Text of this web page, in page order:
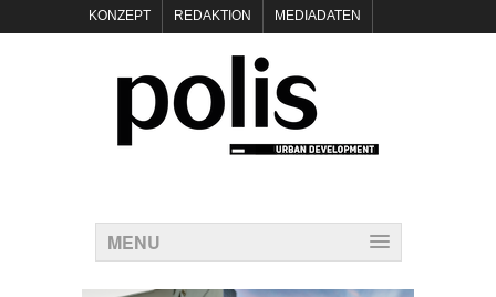
KONZEPT REDAKTION MEDIADATEN
POLIS KEYNOTES
KONTAKT DATENSCHUTZ IMPRESSUM
MENU